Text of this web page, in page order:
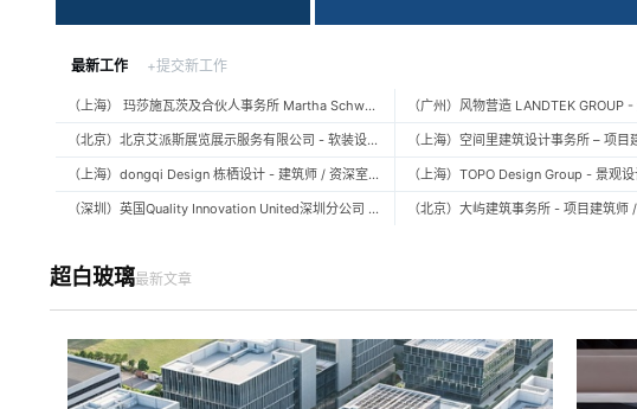
最新工作 +提交新工作
（上海） 玛莎施瓦茨及合伙人事务所 Martha Schwartz Partners – 高级景观建筑师 Senior Landscape Designer / 景观建筑师 Landscape Designer
（北京）北京艾派斯展览展示服务有限公司 - 软装设计师 / 陈列设计师
（上海）dongqi Design 栋栖设计 - 建筑师 / 资深室内设计师 / 室内设计师 / 媒体及公共关系主管 / 设计实习生（常年招聘）
（深圳）英国Quality Innovation United深圳分公司 - 建筑设计师 / 资深建筑设计师 / 室内设计师 / 设计实习生
超白玻璃最新文章